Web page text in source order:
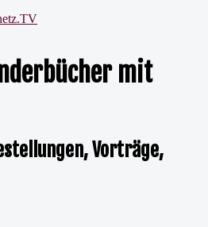
mit
Vorträge,